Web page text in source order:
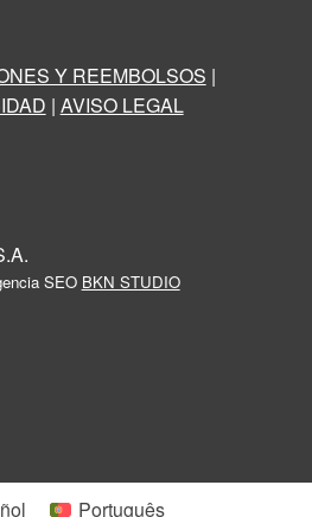
Y REEMBOLSOS |
| AVISO LEGAL
SEO BKN STUDIO
Português